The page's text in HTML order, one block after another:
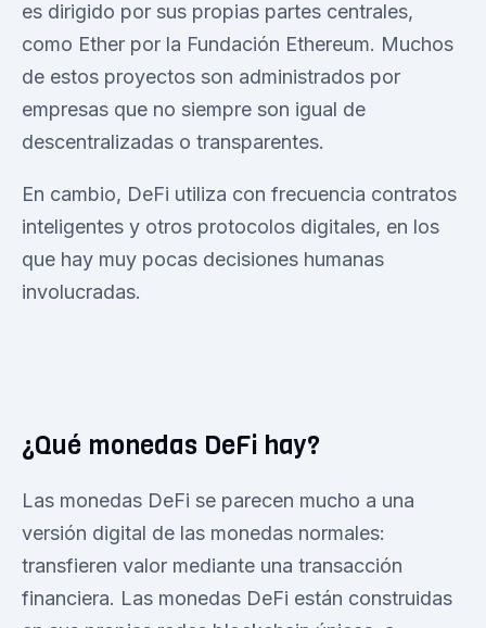
es dirigido por sus propias partes centrales,
como Ether por la Fundación Ethereum. Muchos
de estos proyectos son administrados por
empresas que no siempre son igual de
descentralizadas o transparentes.
En cambio, DeFi utiliza con frecuencia contratos
inteligentes y otros protocolos digitales, en los
que hay muy pocas decisiones humanas
involucradas.
¿Qué monedas DeFi hay?
Las monedas DeFi se parecen mucho a una
versión digital de las monedas normales:
transfieren valor mediante una transacción
financiera. Las monedas DeFi están construidas